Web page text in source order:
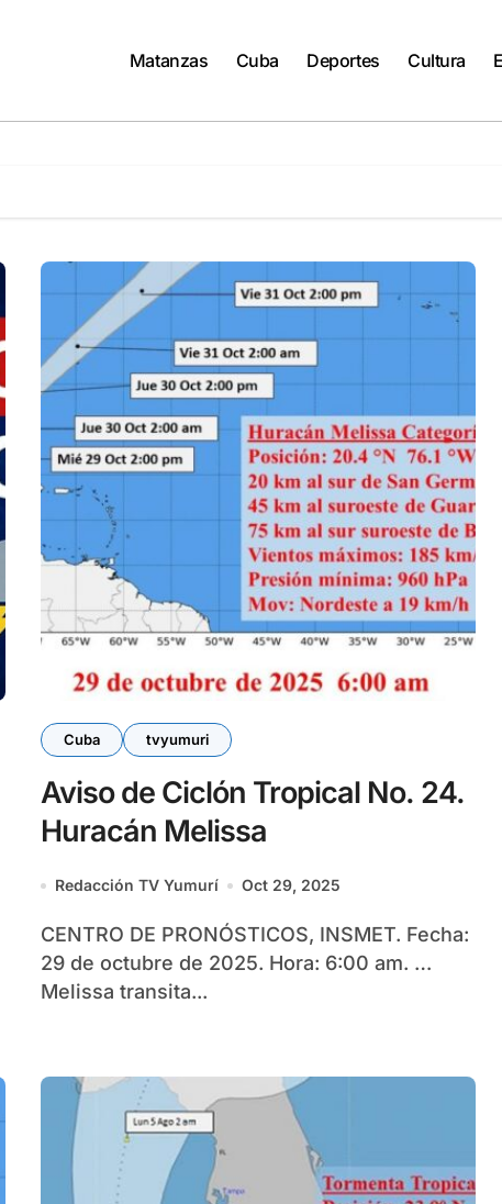
Matanzas Cuba Deportes Cultura
Cuba tvyumuri
Aviso de Ciclón Tropical No. 24.
Huracán Melissa
Redacción TV Yumurí Oct 29, 2025
CENTRO DE PRONÓSTICOS, INSMET. Fecha:
29 de octubre de 2025. Hora: 6:00 am. …
Melissa transita...